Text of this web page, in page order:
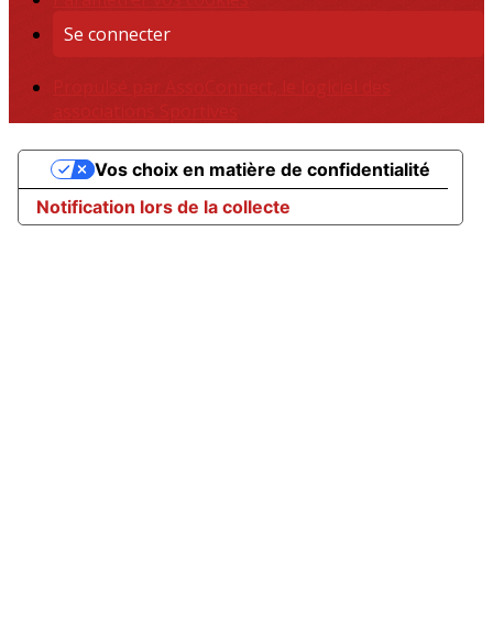
Se connecter
Propulsé par AssoConnect, le logiciel des
associations Sportives
Notification lors de la collecte
Vos choix en matière de confidentialité